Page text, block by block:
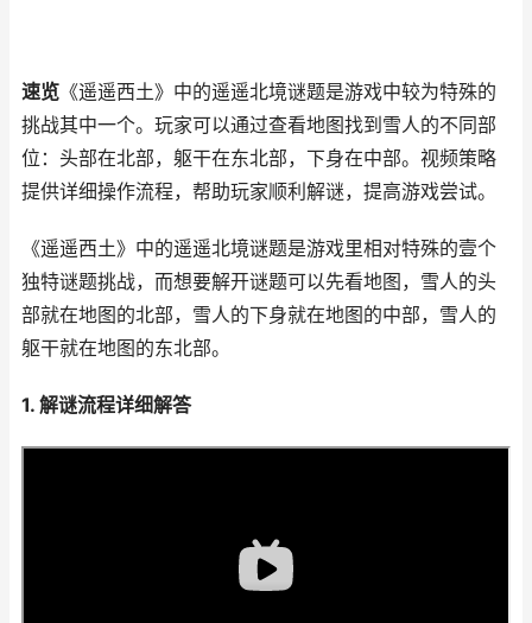
速览 《遥遥西土》中的遥遥北境谜题是游戏中较为特殊的
挑战其中一个。玩家可以通过查看地图找到雪人的不同部
位：头部在北部，躯干在东北部，下身在中部。视频策略
提供详细操作流程，帮助玩家顺利解谜，提高游戏尝试。
《遥遥西土》中的遥遥北境谜题是游戏里相对特殊的壹个
独特谜题挑战，而想要解开谜题可以先看地图，雪人的头
部就在地图的北部，雪人的下身就在地图的中部，雪人的
躯干就在地图的东北部。
1. 解谜流程详细解答